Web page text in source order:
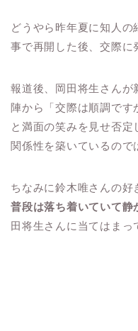
どうやら昨年夏に知人
事で再開した後、交際に
報道後、岡田将生さんが
陣から「交際は順調です
と満面の笑みを見せ否
関係性を築いているので
ちなみに鈴木唯さんの好
普段は落ち着いていて静
田将生さんに当てはまっ